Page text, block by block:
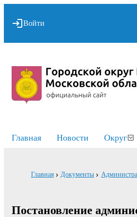
Войти
Главная Новости Округ
Главная Документы
Постановление